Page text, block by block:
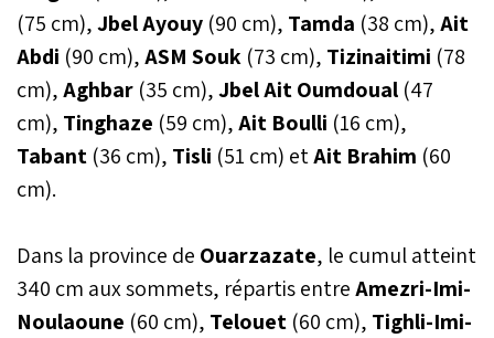
(75 cm),Jbel Ayouy (90 cm), Tamda (38 cm),Ait
Abdi (90 cm),ASM Souk (73 cm), Tizinaitimi (78
cm),Aghbar (35 cm),Jbel Ait Oumdoual (47
cm), Tinghaze (59 cm),Ait Boulli (16 cm),
Tabant (36 cm), Tisli (51 cm) etAit Brahim (60
cm).
Dans la province de Ouarzazate, le cumul atteint
340 cm aux sommets, répartis entreAmezri-Imi-
Noulaoune (60 cm), Telouet (60 cm), Tighli-Imi-